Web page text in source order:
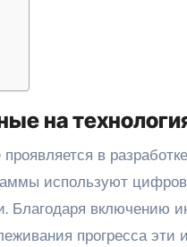
на
в
используют
Благодаря включению
прогресса эти